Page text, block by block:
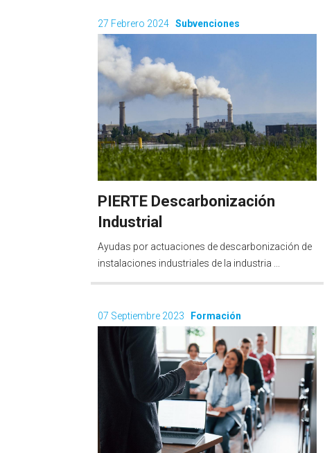
27 Febrero 2024 Subvenciones
PIERTE Descarbonización
Industrial
Ayudas por actuaciones de descarbonización de
instalaciones industriales de la industria ...
07 Septiembre 2023 Formación